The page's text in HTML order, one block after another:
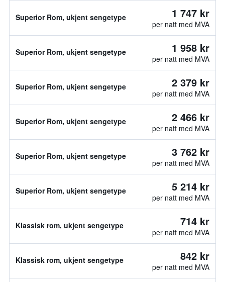
Superior Rom, ukjent sengetype 1 747 kr
per natt med MVA
Superior Rom, ukjent sengetype 1 958 kr
per natt med MVA
Superior Rom, ukjent sengetype 2 379 kr
per natt med MVA
Superior Rom, ukjent sengetype 2 466 kr
per natt med MVA
Superior Rom, ukjent sengetype 3 762 kr
per natt med MVA
Superior Rom, ukjent sengetype 5 214 kr
per natt med MVA
Klassisk rom, ukjent sengetype 714 kr
per natt med MVA
Klassisk rom, ukjent sengetype 842 kr
per natt med MVA